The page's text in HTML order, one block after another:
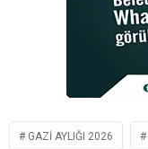
GAZI AYLIĞI 2026